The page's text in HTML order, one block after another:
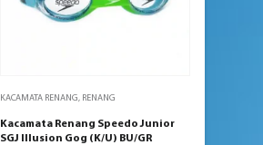
KACAMATA RENANG, RENANG
Kacamata Renang Speedo Junior
SGJ Illusion Gog (K/U) BU/GR